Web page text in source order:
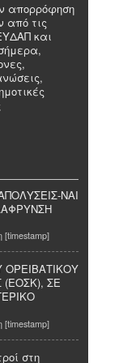
απορρόφηση
από τις
και
ΝΑΙ
(ΕΟΣΚ), ΣΕ
στη